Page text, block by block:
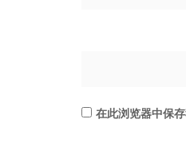
在此浏览器中保